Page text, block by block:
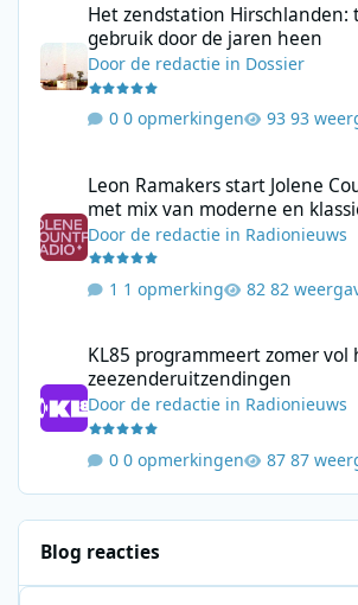
Het zendstation Hirschlanden:
gebruik door de jaren heen
Doorde redactie in Dossier
0 opmerkingen 93
Leon Ramakers start Jolene
met mix van moderne en
Doorde redactie in Radionieuws
1 opmerking 82
KL85 programmeert zomer vol
zeezenderuitzendingen
Doorde redactie in Radionieuws
0 opmerkingen 87
Blog reacties